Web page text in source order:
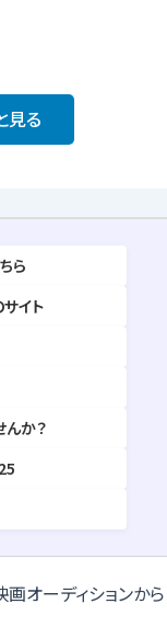
見る
ら
イト
んか？
オーディションから